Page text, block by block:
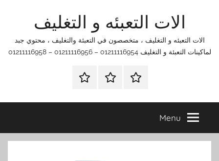
الات التعبئه و التغليف
الات التعبئه و التغليف ، متخصصون في التعبئة والتغليف ، محتوي جبد
لماكينات التعبئة و التغليف 01211116954 – 01211116956 – 01211116958
الرئيسيةاتصل
اتـصـل
في
التي
Menu